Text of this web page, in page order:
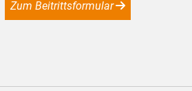
Zum Beitrittsformular